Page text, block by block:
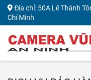
Địa chỉ: 50A Lê Thánh
Chí Minh